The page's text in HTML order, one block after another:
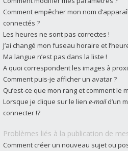
Comment empêcher mon nom
connectés ?
Les heures ne sont pas correctes !
J’ai changé mon fuseau horaire et
Ma langue n’est pas dans la liste !
A quoi correspondent les images à
Comment puis-je afficher un avatar ?
Qu’est-ce que mon rang et comment le
Lorsque je clique sur le lien e-maild’un
connecter !?
Problèmes liés à la publication de
Comment créer un nouveau sujet ou